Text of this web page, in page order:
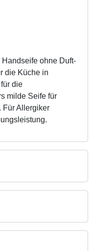
ohne Duft-
die Küche in
die
milde Seife für
Für Allergiker